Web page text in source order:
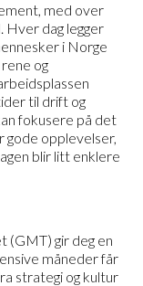
med over
Hver dag legger
i Norge
og
til drift og
fokusere på det
gode opplevelser,
blir litt enklere
(GMT) gir deg en
måneder får
strategi og kultur